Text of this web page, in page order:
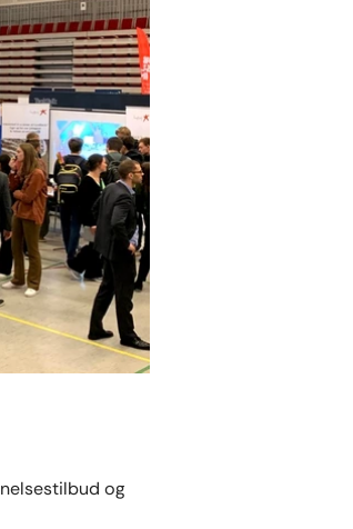
og